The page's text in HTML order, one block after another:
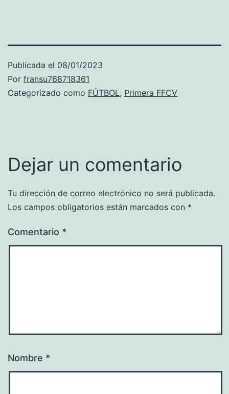
Publicada el 08/01/2023
Por fransu768718361
Categorizado como FÚTBOL, Primera FFCV
Dejar un comentario
Tu dirección de correo electrónico no será publicada.
Los campos obligatorios están marcados con *
Comentario *
Nombre *